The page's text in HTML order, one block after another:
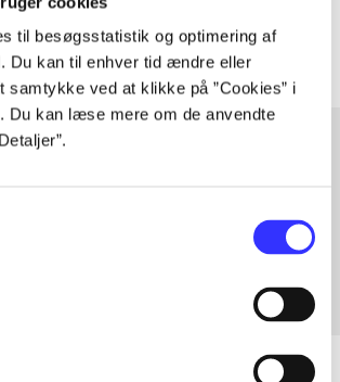
til besøgsstatistik og optimering af
Du kan til enhver tid ændre eller
ved at klikke på ”Cookies” i
Du kan læse mere om de anvendte
frequently about